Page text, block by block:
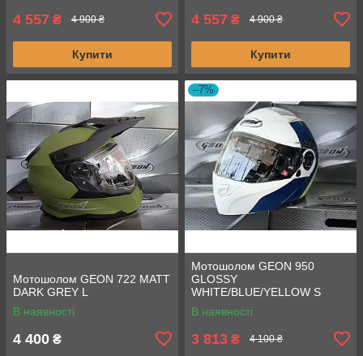
4 557 ₴ 4 900 ₴
Купити
4 557 ₴ 4 900 ₴
Купити
Мотошолом GEON 722 MATT
DARK GREY L
В наявності
4 400 ₴
–7%
Мотошолом GEON 950
GLOSSY
WHITE/BLUE/YELLOW S
В наявності
3 813 ₴ 4 100 ₴